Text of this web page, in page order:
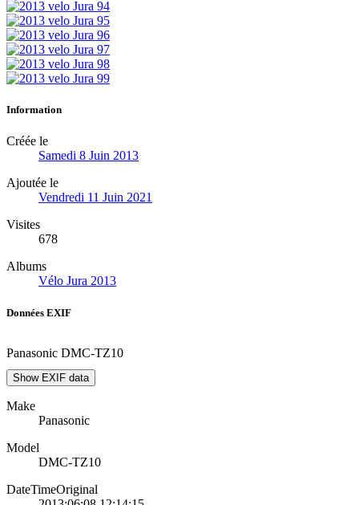
Information
Créée le
Samedi 8 Juin 2013
Ajoutée le
Vendredi 11 Juin 2021
Visites
678
Albums
Vélo Jura 2013
Données EXIF
Panasonic DMC-TZ10
Show EXIF data
Make
Panasonic
Model
DMC-TZ10
DateTimeOriginal